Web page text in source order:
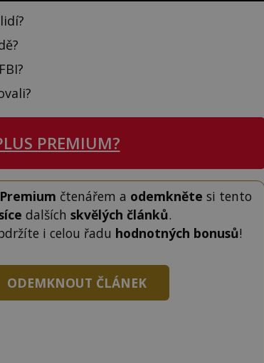
PREMIUM?
Premium čtenářem a odemkněte si tento
dalšíchskvělých článků.
i celou řadu hodnotných bonusů!
ODEMKNOUT ČLÁNEK